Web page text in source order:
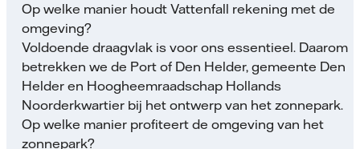
Op welke manier houdt Vattenfall rekening met de
omgeving?
Voldoende draagvlak is voor ons essentieel. Daarom
betrekken we de Port of Den Helder, gemeente Den
Helder en Hoogheemraadschap Hollands
Noorderkwartier bij het ontwerp van het zonnepark.
Op welke manier profiteert de omgeving van het
zonnepark?